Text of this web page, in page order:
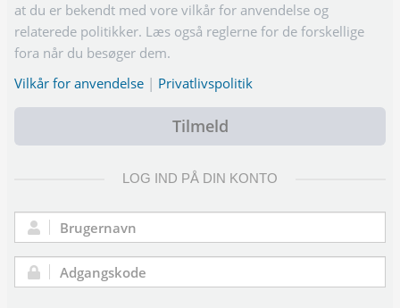
at du er bekendt med vore vilkår for anvendelse og
relaterede politikker. Læs også reglerne for de forskellige
fora når du besøger dem.
Vilkår for anvendelse | Privatlivspolitik
Tilmeld
LOG IND PÅ DIN KONTO
Brugernavn:
Adgangskode: